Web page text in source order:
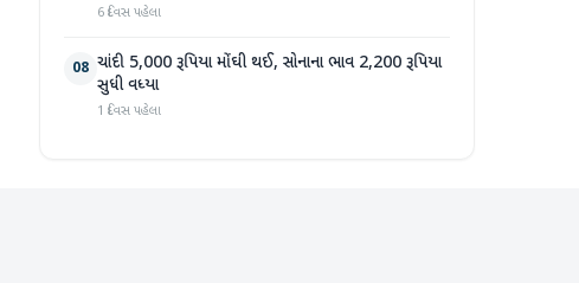
6 દિવસ પહેલા
08 ચાંદી 5,000 રૂપિયા મોંઘી થઈ, સોનાના ભાવ 2,200 રૂપિયા
સુધી વધ્યા
1 દિવસ પહેલા